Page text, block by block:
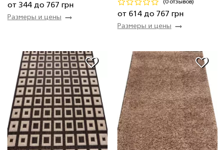
от 344 до 767 грн
Размеры и цены
(0 отзывов)
от 614 до 767 грн
Размеры и цены
Купить